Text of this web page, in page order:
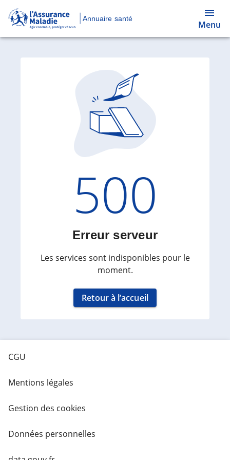
Annuaire santé
Menu
Code
500
Erreur serveur
Les services sont indisponibles pour le
moment.
Retour à l’accueil
CGU
Mentions légales
Gestion des cookies
Données personnelles